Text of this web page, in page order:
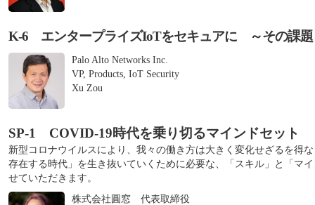
K-6 エンタープライズIoTをセキュアに ～その課題
Palo Alto Networks Inc.
VP, Products, IoT Security
Xu Zou
SP-1 COVID-19時代を乗り切るマインドセット
新型コロナウイルスにより、我々の働き方は大きく変化せざるを得
存在する時代」を生き抜いていくために必要な、「スキル」と「マ
せていただきます。
株式会社圓窓 代表取締役